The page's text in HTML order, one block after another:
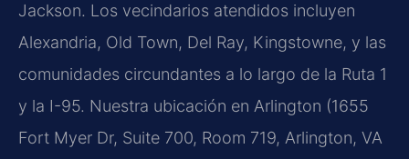
Jackson. Los vecindarios atendidos incluyen
Alexandria, Old Town, Del Ray, Kingstowne, y las
comunidades circundantes a lo largo de la Ruta 1
y la I-95. Nuestra ubicación en Arlington (1655
Fort Myer Dr, Suite 700, Room 719, Arlington, VA